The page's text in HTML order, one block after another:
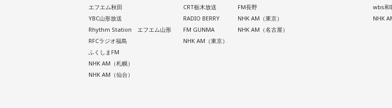
エフエム秋田
YBC山形放送
Rhythm Station エフエム山形
RFCラジオ福島
ふくしまFM
NHK AM（札幌）
NHK AM（仙台）
CRT栃木放送
RADIO BERRY
FM GUNMA
NHK AM（東京）
FM長野
NHK AM（東京）
NHK AM（名古屋）
wbs和
NHK